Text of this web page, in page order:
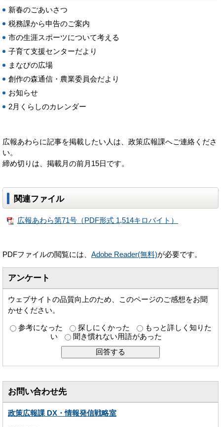
新春のごあいさつ
税務課から申告のご案内
市の生涯スポーツについて考える
子育て支援センターだより
まなびの広場
創作の森通信・農業委員会だより
お知らせ
2月くらしのカレンダー
広報あわらに記事を掲載したい人は、政策広報課へご連絡くださ
い。
締め切りは、掲載月の前月15日です。
関連ファイル
広報あわら第71号（PDF形式 1,514キロバイト）
PDFファイルの閲覧には、 Adobe Reader(無料)が必要です。
アンケート
ウェブサイトの品質向上のため、このページのご感想をお聞
かせください。
参考になった 探しにくかった
もっと詳しく知りた
い
聞き慣れない用語があった
お問い合わせ先
政策広報課 DX・情報発信戦略室